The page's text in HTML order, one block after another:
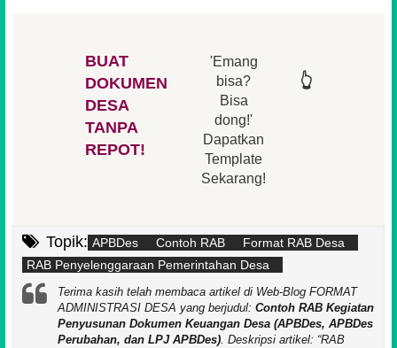
BUAT
DOKUMEN
DESA
TANPA
REPOT!
'Emang
bisa?
Bisa
dong!'
Dapatkan
Template
Sekarang!
👆
Topik: APBDes Contoh RAB
Format RAB Desa
RAB Penyelenggaraan Pemerintahan Desa
Terima kasih telah membaca artikel di Web-Blog FORMAT
ADMINISTRASI DESA yang berjudul: Contoh RAB Kegiatan
Penyusunan Dokumen Keuangan Desa (APBDes, APBDes
Perubahan, dan LPJ APBDes). Deskripsi artikel: RAB